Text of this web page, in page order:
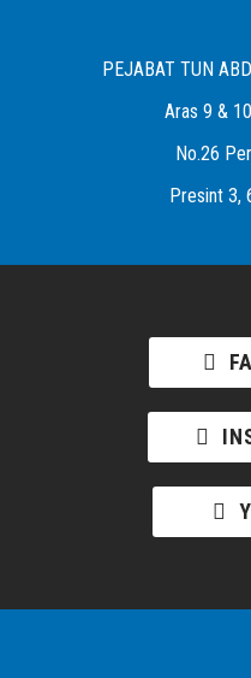
PEJABAT TUN
Aras 9 &
No.26
Presint 3,